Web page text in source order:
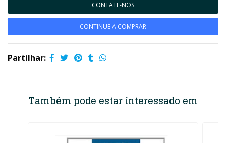
CONTATE-NOS
CONTINUE A COMPRAR
Partilhar:
Também pode estar interessado em